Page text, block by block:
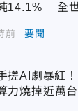
14.1% 全世
前 要聞
搓AI劇暴紅
力燒掉近萬